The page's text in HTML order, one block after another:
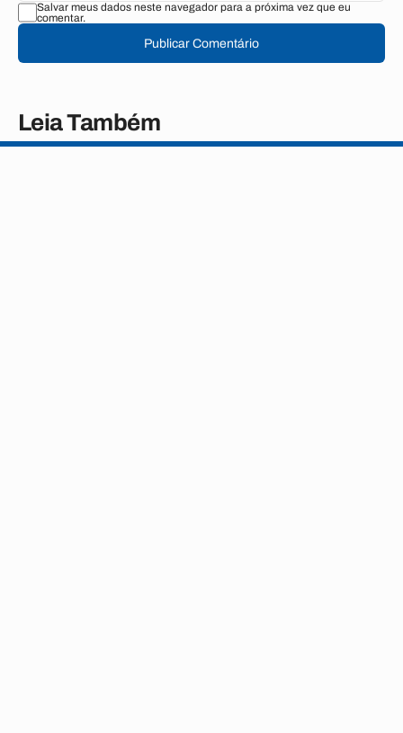
Salvar meus dados neste navegador para a próxima vez que eu
comentar.
Publicar Comentário
Leia Também